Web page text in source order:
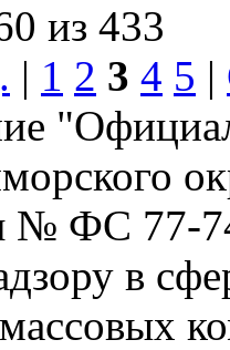
из 433
| 1 2 3 4 5 |
№ ФС 77-
в